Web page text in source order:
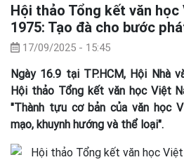
Hội thảo Tổng kết văn học
1975: Tạo đà cho bước
17/09/2025 - 15:45
Ngày 16.9 tại TP.HCM, Hội Nhà
Hội thảo Tổng kết văn học Việt
"Thành tựu cơ bản của văn học
mạo, khuynh hướng và thể loại".